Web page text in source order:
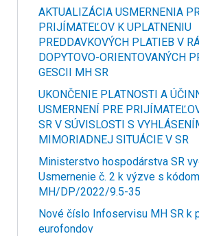
AKTUALIZÁCIA USMERNENIA
PRIJÍMATEĽOV K UPLATNENIU
PREDDAVKOVÝCH PLATIEB V
DOPYTOVO-ORIENTOVANÝCH
GESCII MH SR
UKONČENIE PLATNOSTI A
USMERNENÍ PRE
SR V SÚVISLOSTI S
MIMORIADNEJ SITUÁCIE V SR
Ministerstvo hospodárstva SR
Usmernenie č. 2 k výzve s
MH/DP/2022/9.5-35
Nové číslo Infoservisu MH SR k
eurofondov